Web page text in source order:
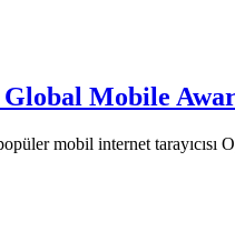
Mobile
mobil internet